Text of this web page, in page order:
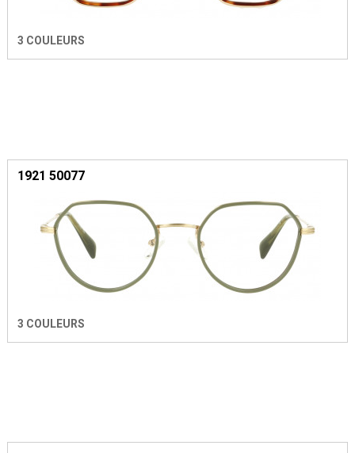
3 COULEURS
1921 50077
3 COULEURS